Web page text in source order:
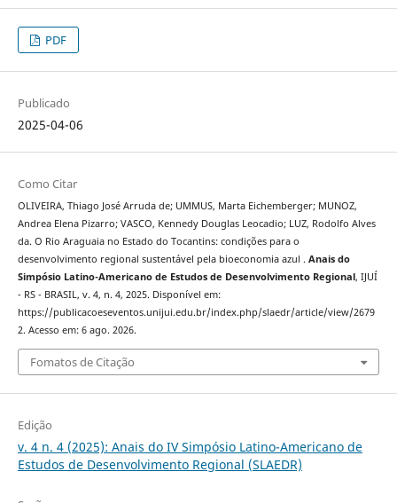
PDF
Publicado
2025-04-06
Como Citar
OLIVEIRA, Thiago José Arruda de; UMMUS, Marta Eichemberger; MUNOZ,
Andrea Elena Pizarro; VASCO, Kennedy Douglas Leocadio; LUZ, Rodolfo Alves
da. O Rio Araguaia no Estado do Tocantins: condições para o
desenvolvimento regional sustentável pela bioeconomia azul . Anais do
Simpósio Latino-Americano de Estudos de Desenvolvimento Regional, IJUÍ
- RS - BRASIL, v. 4, n. 4, 2025. Disponível em:
https://publicacoeseventos.unijui.edu.br/index.php/slaedr/article/view/2679
2. Acesso em: 6 ago. 2026.
Fomatos de Citação
Edição
v. 4 n. 4 (2025): Anais do IV Simpósio Latino-Americano de
Estudos de Desenvolvimento Regional (SLAEDR)